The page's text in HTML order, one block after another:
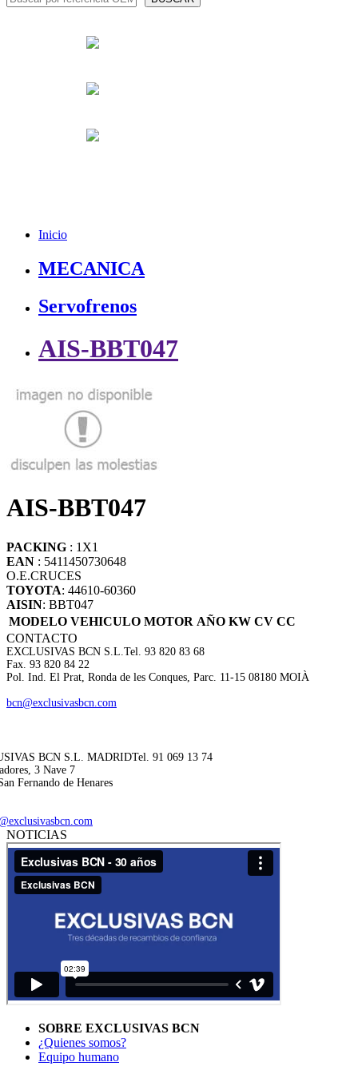
Inicio
MECANICA
Servofrenos
AIS-BBT047
AIS-BBT047
PACKING : 1X1
EAN : 5411450730648
O.E.CRUCES
TOYOTA: 44610-60360
AISIN: BBT047
MODELO VEHICULO MOTOR AÑO KW CV CC
CONTACTO
EXCLUSIVAS BCN S.L. Tel. 93 820 83 68
Fax. 93 820 84 22
Pol. Ind. El Prat, Ronda de les Conques, Parc. 11-15 08180 MOIÀ
bcn@exclusivasbcn.com
BCN S.L. MADRIDTel. 91 069 13 74
3 Nave 7
Fernando de Henares
NOTICIAS
SOBRE EXCLUSIVAS BCN
¿Quienes somos?
Equipo humano